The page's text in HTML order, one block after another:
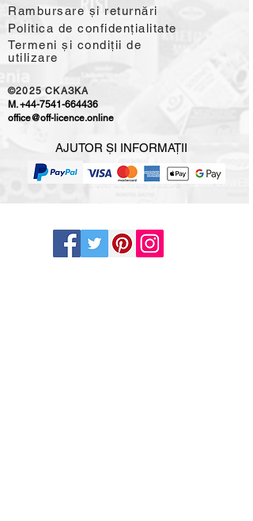
Rambursare și returnări
Politica de confidențialitate
Termeni și condiții de
utilizare
©2025CKAЗKA
M.+44-7541-664436
office@off-licence.online
AJUTOR ȘI INFORMAȚII